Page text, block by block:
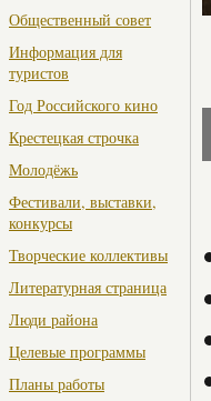
Общественный совет
Информация для
туристов
Год Российского кино
Крестецкая строчка
Молодёжь
Фестивали, выставки,
конкурсы
Творческие коллективы
Литературная страница
Люди района
Целевые программы
Планы работы